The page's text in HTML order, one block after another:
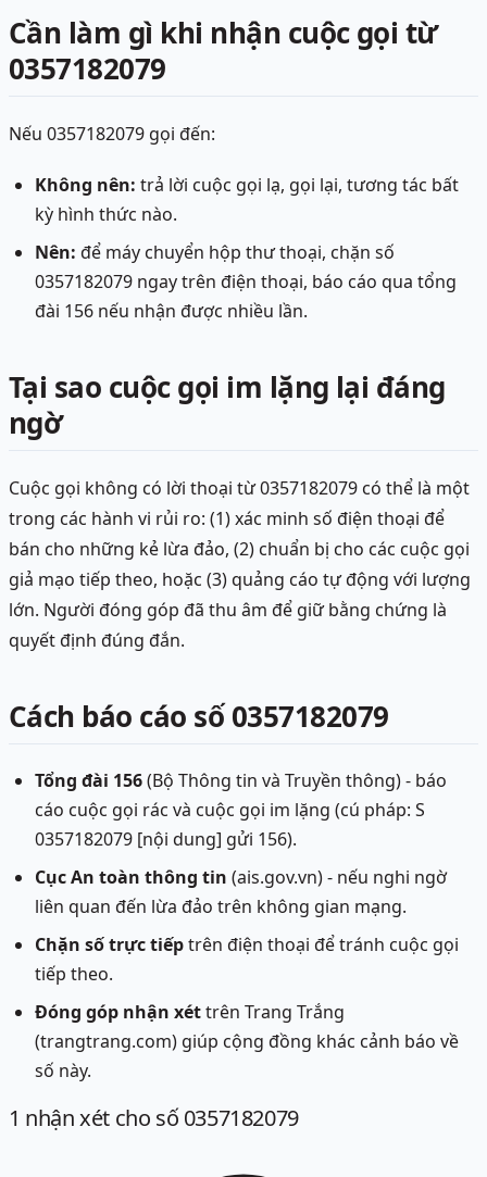
Cần làm gì khi nhận cuộc gọi từ
0357182079
Nếu 0357182079 gọi đến:
Không nên: trả lời cuộc gọi lạ, gọi lại, tương tác bất
kỳ hình thức nào.
Nên: để máy chuyển hộp thư thoại, chặn số
0357182079 ngay trên điện thoại, báo cáo qua tổng
đài 156 nếu nhận được nhiều lần.
Tại sao cuộc gọi im lặng lại đáng
ngờ
Cuộc gọi không có lời thoại từ 0357182079 có thể là một
trong các hành vi rủi ro: (1) xác minh số điện thoại để
bán cho những kẻ lừa đảo, (2) chuẩn bị cho các cuộc gọi
giả mạo tiếp theo, hoặc (3) quảng cáo tự động với lượng
lớn. Người đóng góp đã thu âm để giữ bằng chứng là
quyết định đúng đắn.
Cách báo cáo số 0357182079
Tổng đài 156(Bộ Thông tin và Truyền thông) - báo
cáo cuộc gọi rác và cuộc gọi im lặng (cú pháp: S
0357182079 [nội dung] gửi 156).
Cục An toàn thông tin (ais.gov.vn) - nếu nghi ngờ
liên quan đến lừa đảo trên không gian mạng.
Chặn số trực tiếptrên điện thoại để tránh cuộc gọi
tiếp theo.
Đóng góp nhận xéttrên Trang Trắng
(trangtrang.com) giúp cộng đồng khác cảnh báo về
số này.
1 nhận xét cho số 0357182079